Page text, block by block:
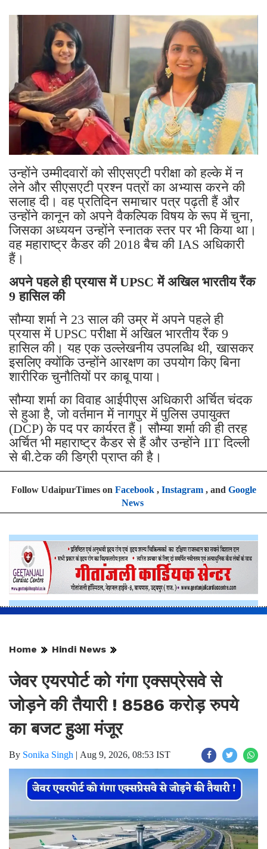
उन्होंने उम्मीदवारों को सीएसएटी परीक्षा को हल्के में न
लेने और सीएसएटी प्रश्न पत्रों का अभ्यास करने की
सलाह दी। वह प्रतिदिन समाचार पत्र पढ़ती हैं और
उन्होंने कानून को अपने वैकल्पिक विषय के रूप में चुना,
जिसका अध्ययन उन्होंने स्नातक स्तर पर भी किया था।
वह महाराष्ट्र कैडर की 2018 बैच की IAS अधिकारी
हैं।
अपने पहले ही प्रयास में UPSC में अखिल भारतीय रैंक
9 हासिल की
सौम्या शर्मा ने 23 साल की उम्र में अपने पहले ही
प्रयास में UPSC परीक्षा में अखिल भारतीय रैंक 9
हासिल की। ​​यह एक उल्लेखनीय उपलब्धि थी, खासकर
इसलिए क्योंकि उन्होंने आरक्षण का उपयोग किए बिना
शारीरिक चुनौतियों पर काबू पाया।
सौम्या शर्मा का विवाह आईपीएस अधिकारी अर्चित चंदक
से हुआ है, जो वर्तमान में नागपुर में पुलिस उपायुक्त
(DCP) के पद पर कार्यरत हैं। सौम्या शर्मा की ही तरह
अर्चित भी महाराष्ट्र कैडर से हैं और उन्होंने IIT दिल्ली
से बी.टेक की डिग्री प्राप्त की है।
Follow UdaipurTimes on Facebook, Instagram, and Google
News
Home Hindi News
जेवर एयरपोर्ट को गंगा एक्सप्रेसवे से
जोड़ने की तैयारी ! 8586 करोड़ रुपये
का बजट हुआ मंजूर
By Sonika Singh | Aug 9, 2026, 08:53 IST